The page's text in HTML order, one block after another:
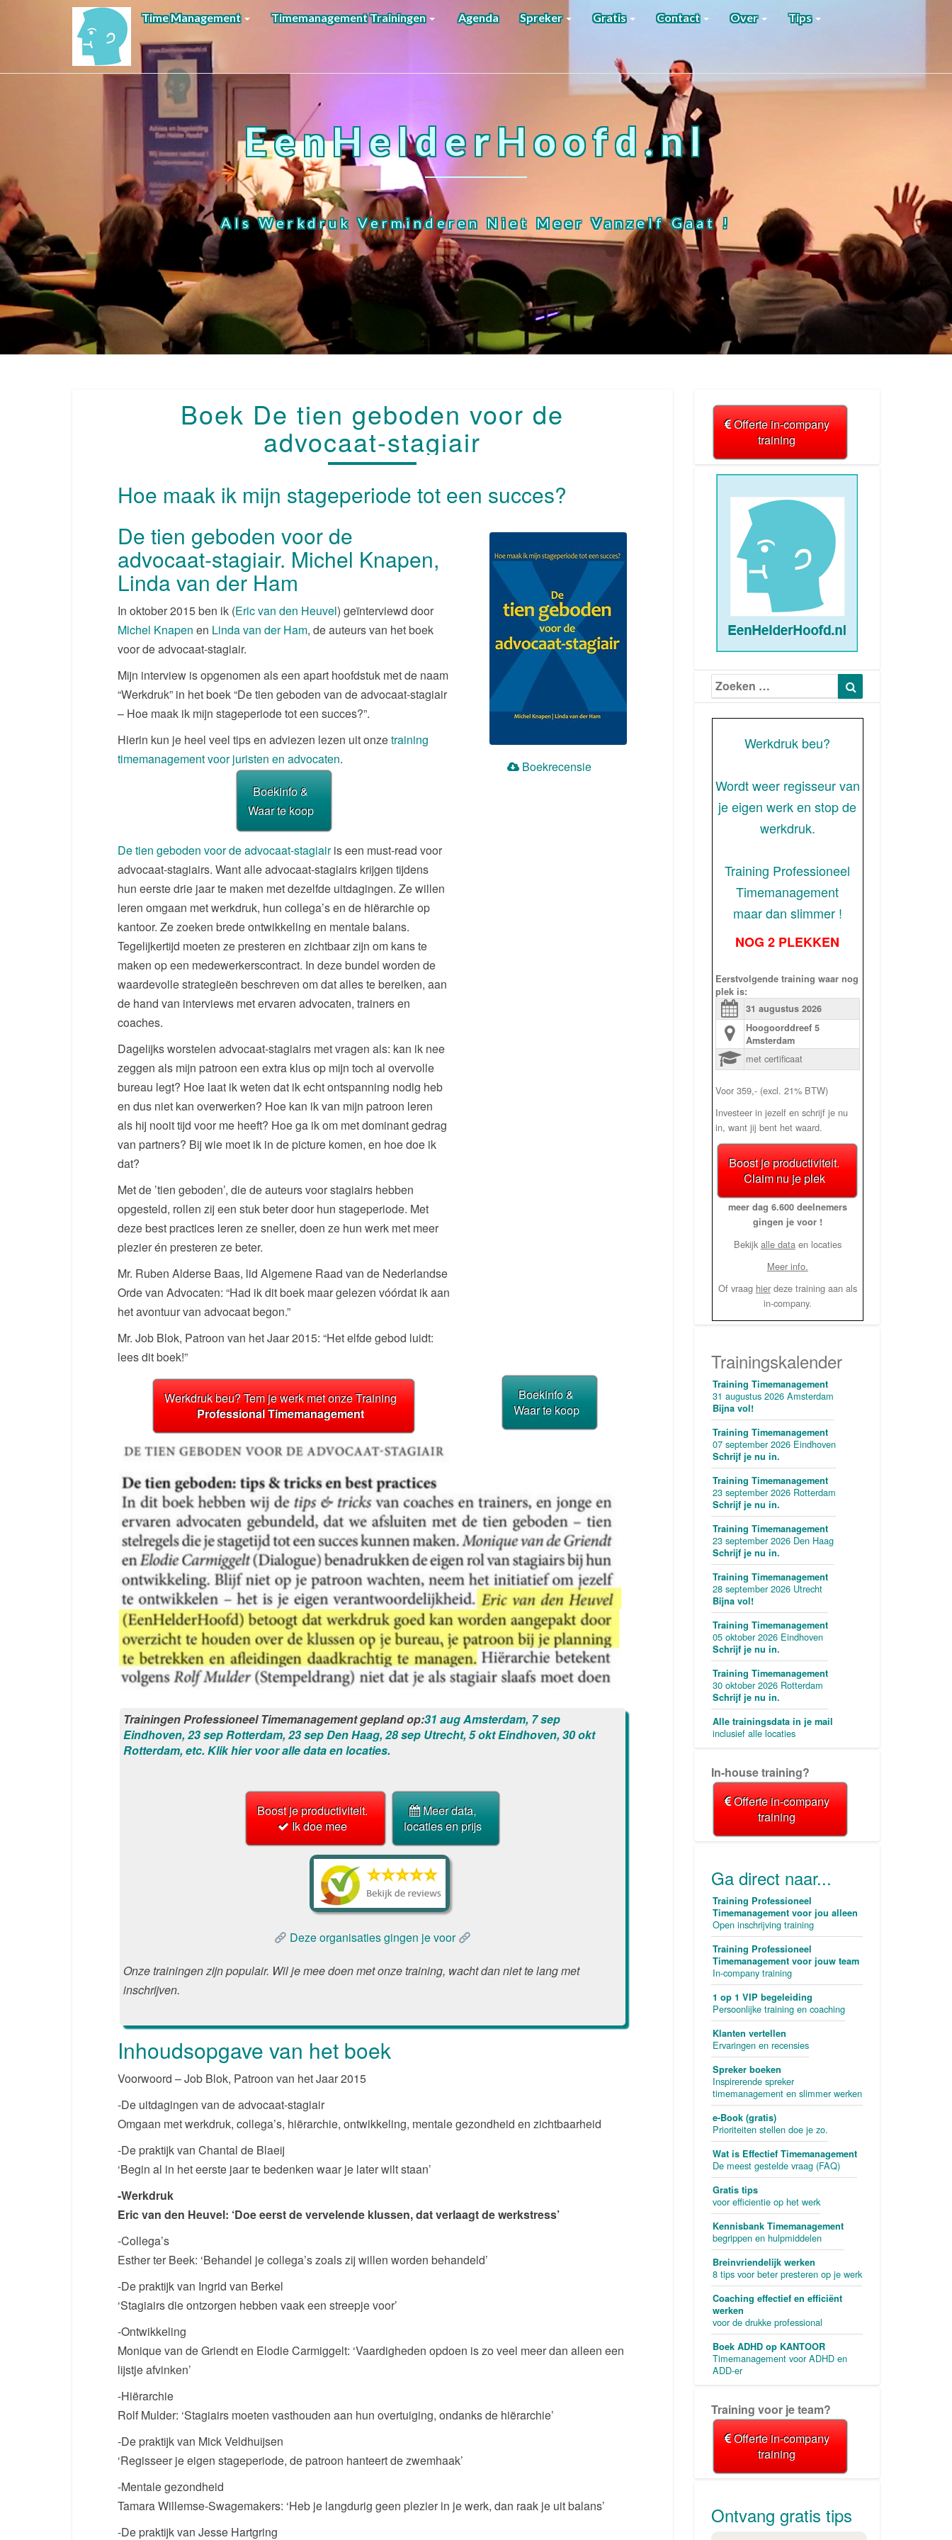
Time Management Timemanagement Trainingen Agenda Spreker Gratis Contact Over Tips
EenHelderHoofd.nl
Als Werkdruk Verminderen Niet Meer Vanzelf Gaat !
DE
TIEN
GEBODEN
VOOR
ADVOCAAT-
STAGIAIR
Boek De tien geboden voor de
advocaat-stagiair
Hoe maak ik mijn stageperiode tot een succes?
De tien geboden voor de
advocaat-stagiair. Michel Knapen,
Linda van der Ham
In oktober 2015 ben ik (Eric van den Heuvel) geïnterviewd door
Michel Knapen en Linda van der Ham, de auteurs van het boek
voor de advocaat-stagiair.
Mijn interview is opgenomen als een apart hoofdstuk met de naam
“Werkdruk” in het boek “De tien geboden van de advocaat-stagiair
– Hoe maak ik mijn stageperiode tot een succes?”.
Hierin kun je heel veel tips en adviezen lezen uit onzetraining
timemanagement voor juristen en advocaten.
Boekinfo &
Waar te koop
De tien geboden voor de advocaat-stagiairis een must-read voor
advocaat-stagiairs. Want alle advocaat-stagiairs krijgen tijdens
hun eerste drie jaar te maken met dezelfde uitdagingen. Ze willen
leren omgaan met werkdruk, hun collega’s en de hiërarchie op
kantoor. Ze zoeken brede ontwikkeling en mentale balans.
Tegelijkertijd moeten ze presteren en zichtbaar zijn om kans te
maken op een medewerkerscontract. In deze bundel worden de
waardevolle strategieën beschreven om dat alles te bereiken, aan
de hand van interviews met ervaren advocaten, trainers en
coaches.
Dagelijks worstelen advocaat-stagiairs met vragen als: kan ik nee
zeggen als mijn patroon een extra klus op mijn toch al overvolle
bureau legt? Hoe laat ik weten dat ik echt ontspanning nodig heb
en dus niet kan overwerken? Hoe kan ik van mijn patroon leren
als hij nooit tijd voor me heeft? Hoe ga ik om met dominant gedrag
van partners? Bij wie moet ik in de picture komen, en hoe doe ik
dat?
Met de ’tien geboden’, die de auteurs voor stagiairs hebben
opgesteld, rollen zij een stuk beter door hun stageperiode. Met
deze best practices leren ze sneller, doen ze hun werk met meer
plezier én presteren ze beter.
Mr. Ruben Alderse Baas, lid Algemene Raad van de Nederlandse
Orde van Advocaten: “Had ik dit boek maar gelezen vóórdat ik aan
het avontuur van advocaat begon.”
Mr. Job Blok, Patroon van het Jaar 2015: “Het elfde gebod luidt:
lees dit boek!”
Boekrecensie
Werkdruk beu? Tem je werk met onze Training
Professional Timemanagement
Boekinfo &
Waar te koop
Trainingen Professioneel Timemanagement gepland op:31 aug Amsterdam, 7 sep
Eindhoven, 23 sep Rotterdam, 23 sep Den Haag, 28 sep Utrecht, 5 okt Eindhoven, 30 okt
Rotterdam, etc. Klik hier voor alle data en locaties.
Boost je productiviteit.
Ik doe mee
Meer data,
locaties en prijs
Deze organisaties gingen je voor
Onze trainingen zijn populair. Wil je mee doen met onze training, wacht dan niet te lang met
inschrijven.
Inhoudsopgave van het boek
Voorwoord – Job Blok, Patroon van het Jaar 2015
-De uitdagingen van de advocaat-stagiair
Omgaan met werkdruk, collega’s, hiërarchie, ontwikkeling, mentale gezondheid en zichtbaarheid
-De praktijk van Chantal de Blaeij
‘Begin al in het eerste jaar te bedenken waar je later wilt staan’
-Werkdruk
Eric van den Heuvel: ‘Doe eerst de vervelende klussen, dat verlaagt de werkstress’
-Collega’s
Esther ter Beek: ‘Behandel je collega’s zoals zij willen worden behandeld’
-De praktijk van Ingrid van Berkel
‘Stagiairs die ontzorgen hebben vaak een streepje voor’
-Ontwikkeling
Monique van de Griendt en Elodie Carmiggelt: ‘Vaardigheden opdoen is zo veel meer dan alleen een
lijstje afvinken’
-Hiërarchie
Rolf Mulder: ‘Stagiairs moeten vasthouden aan hun overtuiging, ondanks de hiërarchie’
-De praktijk van Mick Veldhuijsen
‘Regisseer je eigen stageperiode, de patroon hanteert de zwemhaak’
-Mentale gezondheid
Tamara Willemse-Swagemakers: ‘Heb je langdurig geen plezier in je werk, dan raak je uit balans’
-De praktijk van Jesse Hartgring
Offerte in-company
training
Zoeken
naar:
Werkdruk beu?
Wordt weer regisseur van
je eigen werk en stop de
werkdruk.
Training Professioneel
Timemanagement
maar dan slimmer !
NOG 2 PLEKKEN
Eerstvolgende training waar nog
plek is:
31 augustus 2026
Hoogoorddreef 5
Amsterdam
met certificaat
Voor 359,- (excl. 21% BTW)
Investeer in jezelf en schrijf je nu
in, want jij bent het waard.
Boost je productiviteit.
Claim nu je plek
meer dag 6.600 deelnemers
gingen je voor !
Bekijk alle dataen locaties
Meer info.
Of vraag hierdeze training aan als
in-company.
Trainingskalender
Training Timemanagement
31 augustus 2026 Amsterdam
Bijna vol!
Training Timemanagement
07 september 2026 Eindhoven
Schrijf je nu in.
Training Timemanagement
23 september 2026 Rotterdam
Schrijf je nu in.
Training Timemanagement
23 september 2026 Den Haag
Schrijf je nu in.
Training Timemanagement
28 september 2026 Utrecht
Bijna vol!
Training Timemanagement
05 oktober 2026 Eindhoven
Schrijf je nu in.
Training Timemanagement
30 oktober 2026 Rotterdam
Schrijf je nu in.
Alle trainingsdata in je mail
inclusief alle locaties
In-house training?
Offerte in-company
training
Ga direct naar...
Training Professioneel
Timemanagement voor jou alleen
Open inschrijving training
Training Professioneel
Timemanagement voor jouw team
In-company training
1 op 1 VIP begeleiding
Persoonlijke training en coaching
Klanten vertellen
Ervaringen en recensies
Spreker boeken
Inspirerende spreker
timemanagement en slimmer werken
e-Book (gratis)
Prioriteiten stellen doe je zo.
Wat is Effectief Timemanagement
De meest gestelde vraag (FAQ)
Gratis tips
voor efficientie op het werk
Kennisbank Timemanagement
begrippen en hulpmiddelen
Breinvriendelijk werken
8 tips voor beter presteren op je werk
Coaching effectief en efficiënt
werken
voor de drukke professional
Boek ADHD op KANTOOR
Timemanagement voor ADHD en
ADD-er
Training voor je team?
Offerte in-company
training
Ontvang gratis tips